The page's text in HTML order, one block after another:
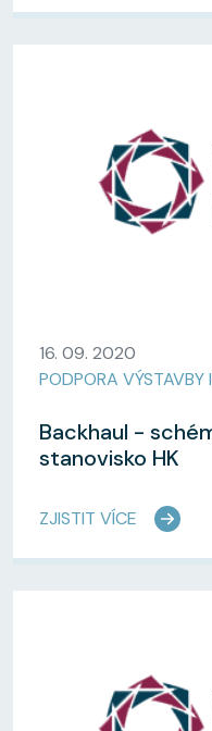
16. 09. 2020
PODPORA VÝSTAVBY
Backhaul -
stanovisko HK
ZJISTIT VÍCE